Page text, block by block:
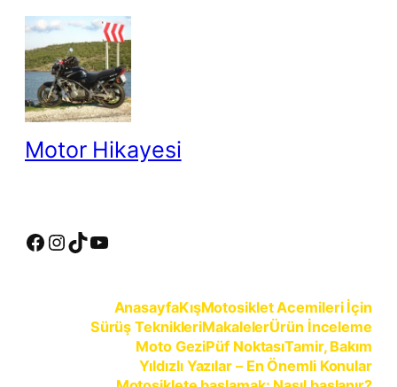
İçeriğe
Motor Hikayesi
Facebook InstagramTikTok YouTube
AnasayfaKışMotosiklet Acemileri İçin
Sürüş TeknikleriMakalelerÜrün İnceleme
Moto GeziPüf NoktasıTamir, Bakım
Yıldızlı Yazılar – En Önemli Konular